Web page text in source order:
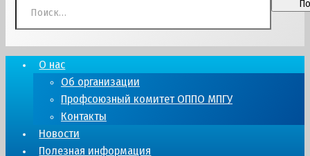
О нас
Об организации
Профсоюзный комитет ОППО МПГУ
Контакты
Новости
Полезная информация